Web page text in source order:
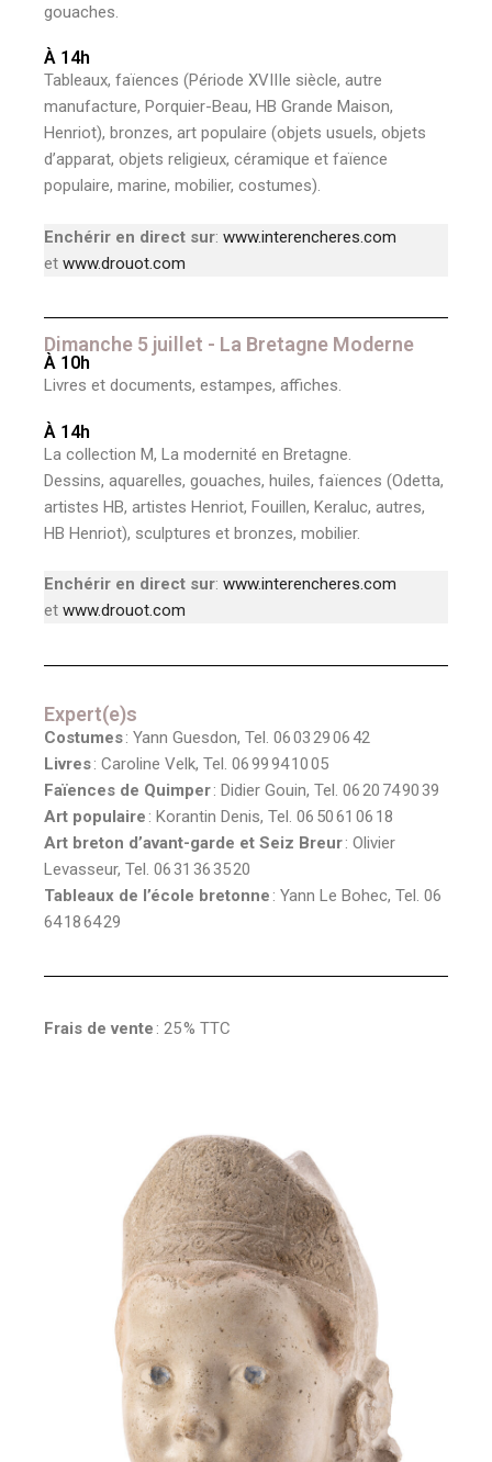
gouaches.
À 14h
Tableaux, faïences (Période XVIIIe siècle, autre
manufacture, Porquier-Beau, HB Grande Maison,
Henriot), bronzes, art populaire (objets usuels, objets
d’apparat, objets religieux, céramique et faïence
populaire, marine, mobilier, costumes).
Enchérir en direct sur: www.interencheres.com
et www.drouot.com
Dimanche 5 juillet - La Bretagne Moderne
À 10h
Livres et documents, estampes, affiches.
À 14h
La collection M, La modernité en Bretagne.
Dessins, aquarelles, gouaches, huiles, faïences (Odetta,
artistes HB, artistes Henriot, Fouillen, Keraluc, autres,
HB Henriot), sculptures et bronzes, mobilier.
Enchérir en direct sur: www.interencheres.com
et www.drouot.com
Expert(e)s
Costumes: Yann Guesdon, Tel. 06 03 29 06 42
Livres: Caroline Velk, Tel. 06 99 94 10 05
Faïences de Quimper: Didier Gouin, Tel. 06 20 74 90 39
Art populaire : Korantin Denis, Tel. 06 50 61 06 18
Art breton d’avant-garde et Seiz Breur: Olivier
Levasseur, Tel. 06 31 36 35 20
Tableaux de l’école bretonne : Yann Le Bohec, Tel. 06
64 18 64 29
Frais de vente : 25 % TTC